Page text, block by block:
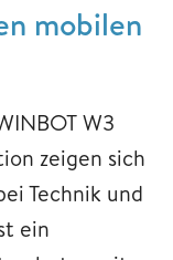
mobilen
W3
zeigen sich
Technik und
ein